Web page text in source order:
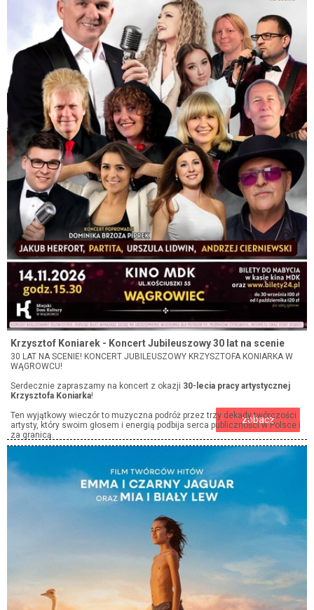
Krzysztof Koniarek - Koncert Jubileuszowy 30 lat na scenie
30 LAT NA SCENIE! KONCERT JUBILEUSZOWY KRZYSZTOFA KONIARKA W
WĄGROWCU!
Serdecznie zapraszamy na koncert z okazji 30-lecia pracy artystycznej
Krzysztofa Koniarka!
Ten wyjątkowy wieczór to muzyczna podróż przez trzy dekady twórczości
artysty, który swoim głosem i energią podbija serca publiczności w Polsce i
za granicą.
, znakomici artyści,
którzy uświetnią to wydarzenie:
Jakub Herfort– zwycięzca 9. edycji "Mam Talent", którego swingujący głos
– wspaniała wokalistka, która z sentymentem i klasą
wykonuje repertuar niezapomnianej Ireny Jarockiej.
– legenda polskiej piosenki, która wykona swój największy
– charyzmatyczny artysta z nieśmiertelnym hitem
Wieczór pełen szlagierów, wzruszeń i humoru z właściwym sobie
wdziękiem poprowadzi charyzmatyczna Dominika Brzoza-Piprek
zobacz